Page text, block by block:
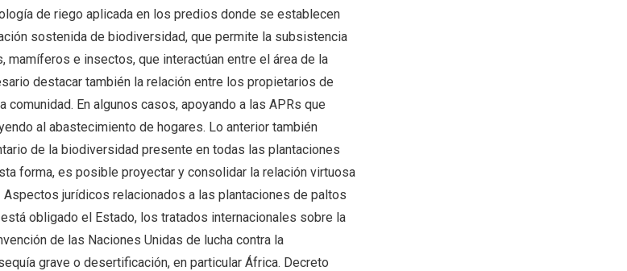
de riego aplicada en los predios donde se establecen
sostenida de biodiversidad, que permite la subsistencia
e insectos, que interactúan entre el área de la
destacar también la relación entre los propietarios de
En algunos casos, apoyando a las APRs que
al abastecimiento de hogares. Lo anterior también
de la biodiversidad presente en todas las plantaciones
forma, es posible proyectar y consolidar la relación virtuosa
jurídicos relacionados a las plantaciones de paltos
obligado el Estado, los tratados internacionales sobre la
de las Naciones Unidas de lucha contra la
grave o desertificación, en particular África. Decreto